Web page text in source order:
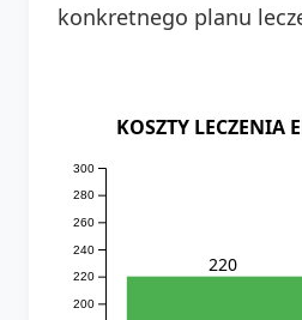
konkretnego planu
KOSZTY LECZENIA
200
220
240
260
280
300
220